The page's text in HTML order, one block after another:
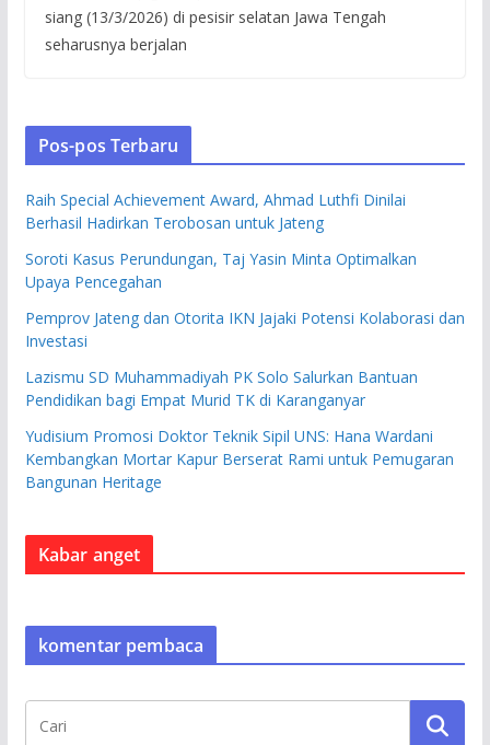
siang (13/3/2026) di pesisir selatan Jawa Tengah
seharusnya berjalan
Pos-pos Terbaru
Raih Special Achievement Award, Ahmad Luthfi Dinilai
Berhasil Hadirkan Terobosan untuk Jateng
Soroti Kasus Perundungan, Taj Yasin Minta Optimalkan
Upaya Pencegahan
Pemprov Jateng dan Otorita IKN Jajaki Potensi Kolaborasi dan
Investasi
Lazismu SD Muhammadiyah PK Solo Salurkan Bantuan
Pendidikan bagi Empat Murid TK di Karanganyar
Yudisium Promosi Doktor Teknik Sipil UNS: Hana Wardani
Kembangkan Mortar Kapur Berserat Rami untuk Pemugaran
Bangunan Heritage
Kabar anget
komentar pembaca